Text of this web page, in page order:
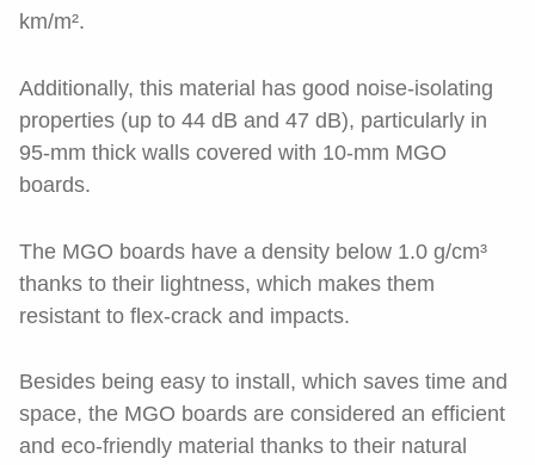
km/m².
Additionally, this material has good noise-isolating
properties (up to 44 dB and 47 dB), particularly in
95-mm thick walls covered with 10-mm MGO
boards.
The MGO boards have a density below 1.0 g/cm³
thanks to their lightness, which makes them
resistant to flex-crack and impacts.
Besides being easy to install, which saves time and
space, the MGO boards are considered an efficient
and eco-friendly material thanks to their natural